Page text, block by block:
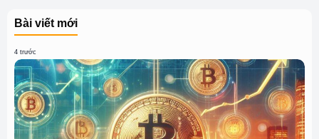
Bài viết mới
4 trước